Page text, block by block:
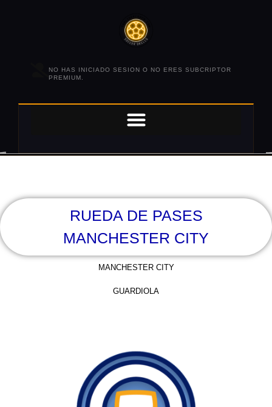
NO HAS INICIADO SESION O NO ERES SUBCRIPTOR
PREMIUM.
RUEDA DE PASES
MANCHESTER CITY
MANCHESTER CITY
GUARDIOLA